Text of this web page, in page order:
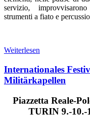
servizio,
strumenti a fiato e
Weiterlesen
Internationales
Militärkapellen
Piazzetta Reale-
TURIN 9.-10.-